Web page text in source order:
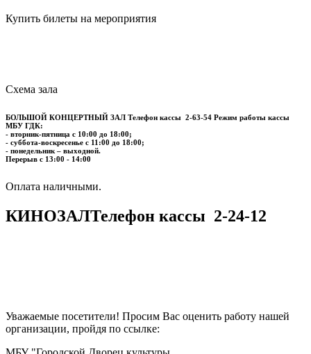
Купить билеты на мероприятия
Схема зала
БОЛЬШОЙ КОНЦЕРТНЫЙ ЗАЛ Телефон кассы 2-63-54 Режим работы кассы
МБУ ГДК:
- вторник-пятница с 10:00 до 18:00;
- суббота-воскресенье с 11:00 до 18:00;
- понедельник – выходной.
Перерыв с 13:00 - 14:00
​​​​​​​Оплата наличными.
КИНОЗАЛТелефон кассы 2-24-12
Уважаемые посетители! Просим Вас оценить работу нашей
организации, пройдя по ссылке: